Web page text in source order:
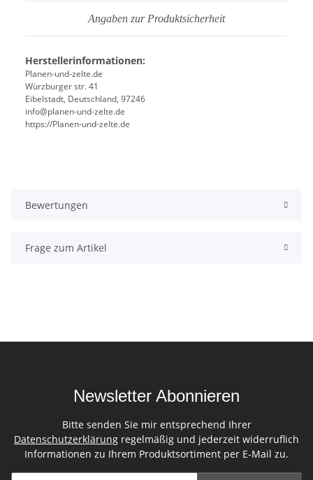
Angaben zur Produktsicherheit
Herstellerinformationen:
Planen-und-zelte.de
Würzburger str. 41
Eibelstadt, Deutschland, 97246
info@planen-und-zelte.de
https://Planen-und-zelte.de
Bewertungen
Frage zum Artikel
Newsletter Abonnieren
Bitte senden Sie mir entsprechend Ihrer
Datenschutzerklärung regelmäßig und jederzeit widerruflich
Informationen zu Ihrem Produktsortiment per E-Mail zu.